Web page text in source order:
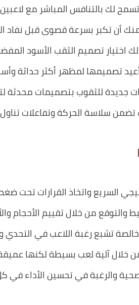
لك بالتنافس المباشر مع
أن تكبر بسرعة قصوى قبل نفاد
تصميم الثقب الأسود
أعيد تصميمها لمظهر أكثر حداثة
جديدة للثقوب بتصميمات محدثة
سلاسة الحركة وتفاعلات
السريع واتخاذ القرارات تحت
والتوقع من خلال تقييم الأحجام
تشبع رغبة اللاعب في التحدي
آلية لعب بسيطة لكنها عميقة
والرغبة في تحسين الأداء في